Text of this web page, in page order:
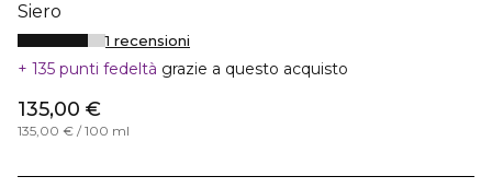
Siero
1 recensioni
135 punti fedeltà grazie a questo acquisto
135,00 €
135,00 € / 100 ml